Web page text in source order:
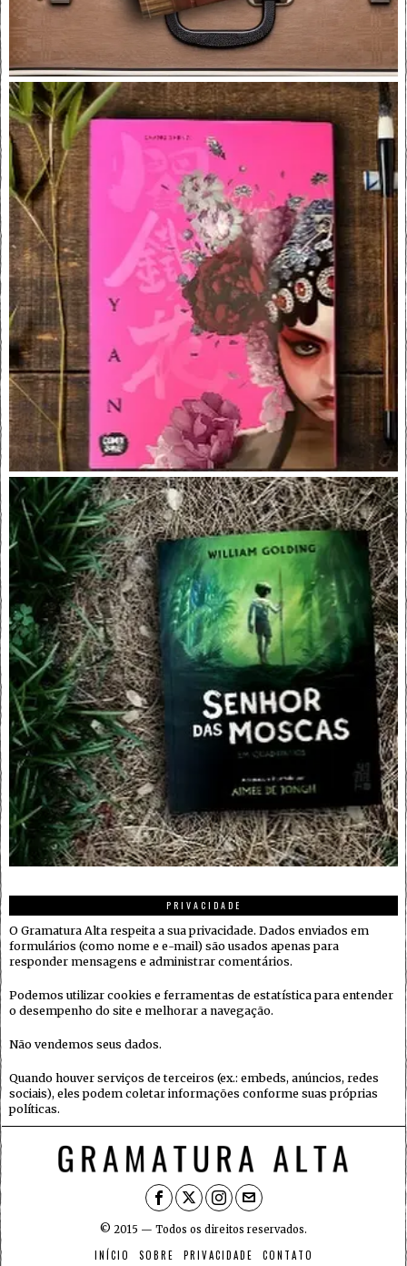
PRIVACIDADE
O Gramatura Alta respeita a sua privacidade. Dados enviados em
formulários (como nome e e-mail) são usados apenas para
responder mensagens e administrar comentários.
Podemos utilizar cookies e ferramentas de estatística para entender
o desempenho do site e melhorar a navegação.
Não vendemos seus dados.
Quando houver serviços de terceiros (ex.: embeds, anúncios, redes
sociais), eles podem coletar informações conforme suas próprias
políticas.
© 2015 — Todos os direitos reservados.
INÍCIO SOBRE PRIVACIDADE CONTATO